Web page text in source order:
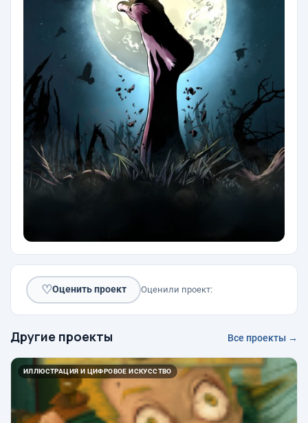
♡Оценить проект Оценили проект:
Другие проекты Все проекты →
ИЛЛЮСТРАЦИЯ И ЦИФРОВОЕ ИСКУССТВО